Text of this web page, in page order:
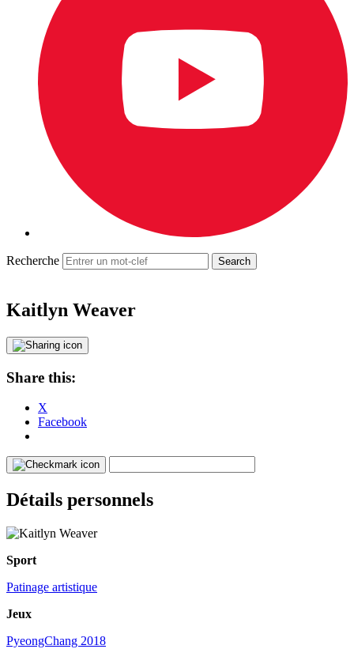
Recherche
Kaitlyn Weaver
Share this:
X
Facebook
Détails personnels
Sport
Patinage artistique
Jeux
PyeongChang 2018